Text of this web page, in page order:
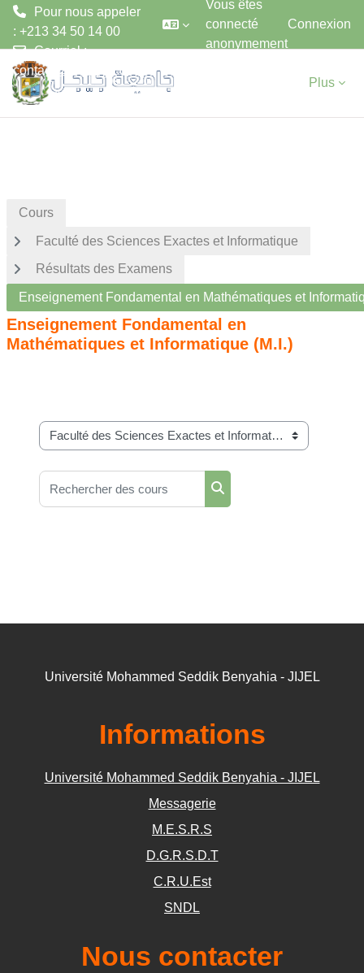
Pour nous appeler
: +213 34 50 14 00
Courriel :
contact@univ-jijel.dz
Vous êtes
connecté
anonymement
Connexion
Plus
Cours
Faculté des Sciences Exactes et Informatique
Résultats des Examens
Enseignement Fondamental en Mathématiques et
Enseignement Fondamental en
Mathématiques et Informatique (M.I.)
Catégories de cours
Rechercher des cours
Rechercher des cours
Université Mohammed Seddik Benyahia - JIJEL
Informations
Université Mohammed Seddik Benyahia - JIJEL
Messagerie
M.E.S.R.S
D.G.R.S.D.T
C.R.U.Est
SNDL
Nous contacter